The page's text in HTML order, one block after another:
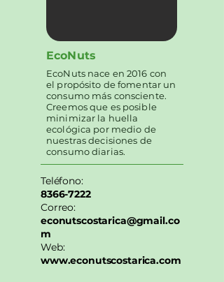
EcoNuts
EcoNuts nace en 2016 con
el propósito de fomentar un
consumo más consciente.
Creemos que es posible
minimizar la huella
ecológica por medio de
nuestras decisiones de
consumo diarias.
Teléfono:
8366-7222
Correo:
econutscostarica@gmail.co
m
Web:
www.econutscostarica.com